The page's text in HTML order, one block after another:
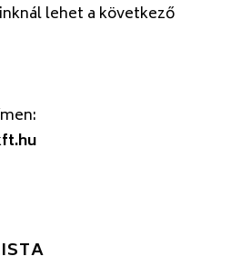
lehet a következő